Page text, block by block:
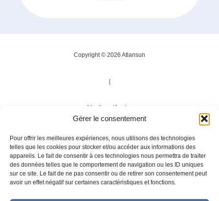
Gérer le consentement
Pour offrir les meilleures expériences, nous utilisons des technologies
telles que les cookies pour stocker et/ou accéder aux informations des
appareils. Le fait de consentir à ces technologies nous permettra de traiter
des données telles que le comportement de navigation ou les ID uniques
sur ce site. Le fait de ne pas consentir ou de retirer son consentement peut
avoir un effet négatif sur certaines caractéristiques et fonctions.
Copyright © 2026 Atlansun
Mentions légales
Politique de confidentialité